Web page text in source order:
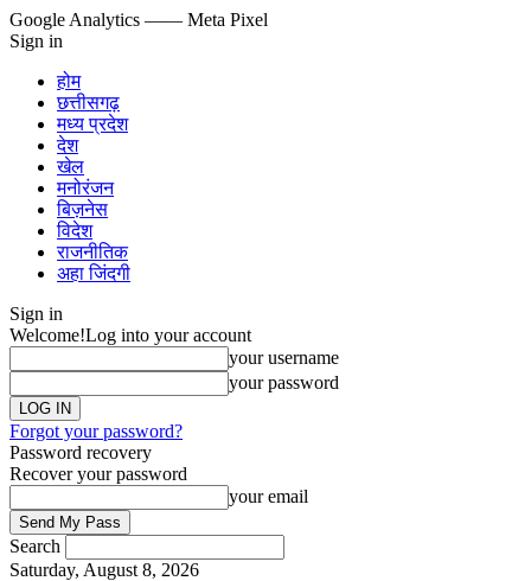
Google Analytics —— Meta Pixel
Sign in
होम
छत्तीसगढ़
मध्य प्रदेश
देश
खेल
मनोरंजन
बिज़नेस
विदेश
राजनीतिक
अहा जिंदगी
Sign in
Welcome!Log into your account
your username
your password
Forgot your password?
Password recovery
Recover your password
your email
Search
Saturday, August 8, 2026